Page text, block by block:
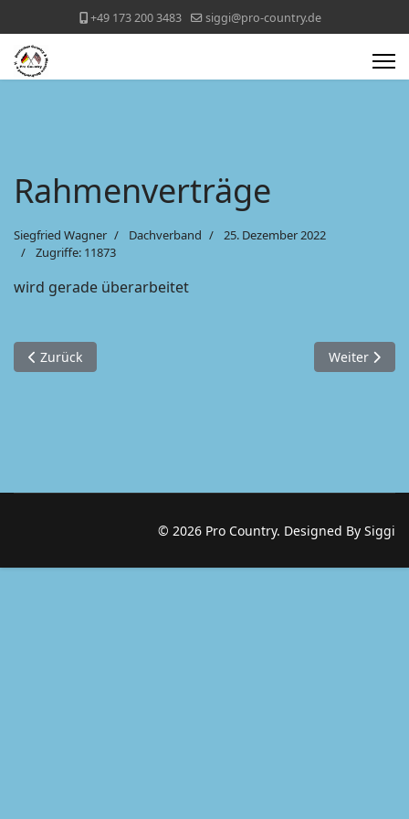
+49 173 200 3483 siggi@pro-country.de
Rahmenverträge
Siegfried Wagner Dachverband
25. Dezember 2022
Zugriffe: 11873
wird gerade überarbeitet
Vorheriger Beitrag: News
Zurück Nächster
Weiter
© 2026 Pro Country. Designed By Siggi